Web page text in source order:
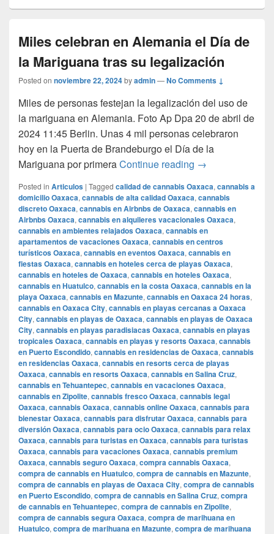
Miles celebran en Alemania el Día de
la Mariguana tras su legalización
Posted on noviembre 22, 2024byadmin—No Comments ↓
Miles de personas festejan la legalización del uso de
la mariguana en Alemania. Foto Ap Dpa 20 de abril de
2024 11:45 Berlin. Unas 4 mil personas celebraron
hoy en la Puerta de Brandeburgo el Día de la
Mariguana por primeraContinue reading Miles celebran
→
Posted in Articulos | Tagged calidad de cannabis Oaxaca, cannabis a
domicilio Oaxaca, cannabis de alta calidad Oaxaca, cannabis
discreto Oaxaca, cannabis en Airbnbs de Oaxaca, cannabis en
Airbnbs Oaxaca, cannabis en alquileres vacacionales Oaxaca,
cannabis en ambientes relajados Oaxaca, cannabis en
apartamentos de vacaciones Oaxaca, cannabis en centros
turísticos Oaxaca, cannabis en eventos Oaxaca, cannabis en
fiestas Oaxaca, cannabis en hoteles cerca de playas Oaxaca,
cannabis en hoteles de Oaxaca, cannabis en hoteles Oaxaca,
cannabis en Huatulco, cannabis en la costa Oaxaca, cannabis en la
playa Oaxaca, cannabis en Mazunte, cannabis en Oaxaca 24 horas,
cannabis en Oaxaca City, cannabis en playas cercanas a Oaxaca
City, cannabis en playas de Oaxaca, cannabis en playas de Oaxaca
City, cannabis en playas paradisiacas Oaxaca, cannabis en playas
tropicales Oaxaca, cannabis en playas y resorts Oaxaca, cannabis
en Puerto Escondido, cannabis en residencias de Oaxaca, cannabis
en residencias Oaxaca, cannabis en resorts cerca de playas
Oaxaca, cannabis en resorts Oaxaca, cannabis en Salina Cruz,
cannabis en Tehuantepec, cannabis en vacaciones Oaxaca,
cannabis en Zipolite, cannabis fresco Oaxaca, cannabis legal
Oaxaca, cannabis Oaxaca, cannabis online Oaxaca, cannabis para
bienestar Oaxaca, cannabis para disfrutar Oaxaca, cannabis para
diversión Oaxaca, cannabis para ocio Oaxaca, cannabis para relax
Oaxaca, cannabis para turistas en Oaxaca, cannabis para turistas
Oaxaca, cannabis para vacaciones Oaxaca, cannabis premium
Oaxaca, cannabis seguro Oaxaca, compra cannabis Oaxaca,
compra de cannabis en Huatulco, compra de cannabis en Mazunte,
compra de cannabis en playas de Oaxaca City, compra de cannabis
en Puerto Escondido, compra de cannabis en Salina Cruz, compra
de cannabis en Tehuantepec, compra de cannabis en Zipolite,
compra de cannabis segura Oaxaca, compra de marihuana en
Huatulco, compra de marihuana en Mazunte, compra de marihuana